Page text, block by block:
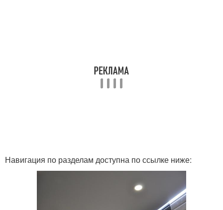
Навигация по разделам доступна по ссылке ниже: